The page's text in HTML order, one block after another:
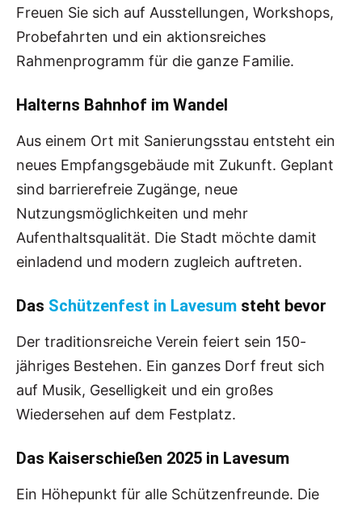
Freuen Sie sich auf Ausstellungen, Workshops,
Probefahrten und ein aktionsreiches
Rahmenprogramm für die ganze Familie.
Halterns Bahnhof im Wandel
Aus einem Ort mit Sanierungsstau entsteht ein
neues Empfangsgebäude mit Zukunft. Geplant
sind barrierefreie Zugänge, neue
Nutzungsmöglichkeiten und mehr
Aufenthaltsqualität. Die Stadt möchte damit
einladend und modern zugleich auftreten.
Das Schützenfest in Lavesum steht bevor
Der traditionsreiche Verein feiert sein 150-
jähriges Bestehen. Ein ganzes Dorf freut sich
auf Musik, Geselligkeit und ein großes
Wiedersehen auf dem Festplatz.
Das Kaiserschießen 2025 in Lavesum
Ein Höhepunkt für alle Schützenfreunde. Die